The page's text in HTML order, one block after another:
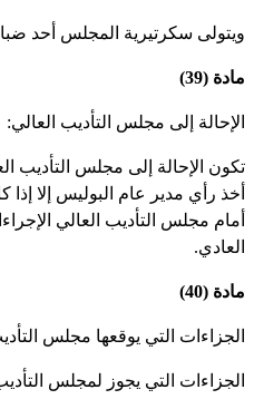
سكرتيرية المجلس أحد ضباط
(39)
إلى مجلس التأديب العالي:
الإحالة إلى مجلس التأديب
رأي مدير عام البوليس إلا إذا
مجلس التأديب العالي
(40)
التي يوقعها مجلس التأديب
التي يجوز لمجلس التأديب